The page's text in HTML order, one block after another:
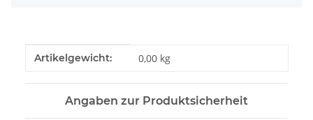
Produkteigenschaft
Wert
Artikelgewicht: 0,00 kg
Angaben zur Produktsicherheit